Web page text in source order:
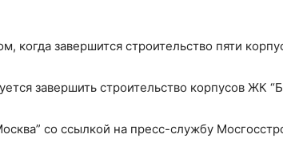
когда завершится строительство пяти
завершить строительство корпусов ЖК
со ссылкой на пресс-службу